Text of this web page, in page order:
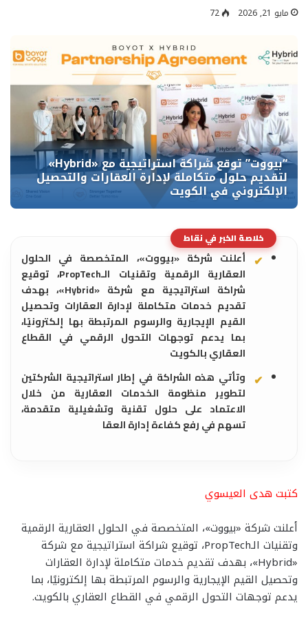
مايو 21, 2026 72
خلاصة الخبر في نقاط
أعلنت شركة «بيووت»، المتخصصة في الحلول
العقارية الرقمية وتقنيات الـPropTech، توقيع
شراكة استراتيجية مع شركة «Hybrid»، بهدف
تقديم خدمات متكاملة لإدارة العقارات وتحصيل
القيم الإيجارية والرسوم المرتبطة بها إلكترونيًا،
بما يدعم توجهات التحول الرقمي في القطاع
العقاري بالكويت
وتأتي هذه الشراكة في إطار استراتيجية الشركتين
لتطوير منظومة الخدمات العقارية من خلال
الاعتماد على حلول تقنية وتشغيلية متقدمة،
تسهم في رفع كفاءة إدارة العقا
كتبت هدى العيسوي
أعلنت شركة «بيووت»، المتخصصة في الحلول العقارية الرقمية
وتقنيات الـPropTech، توقيع شراكة استراتيجية مع شركة
«Hybrid»، بهدف تقديم خدمات متكاملة لإدارة العقارات
وتحصيل القيم الإيجارية والرسوم المرتبطة بها إلكترونيًا، بما
يدعم توجهات التحول الرقمي في القطاع العقاري بالكويت.